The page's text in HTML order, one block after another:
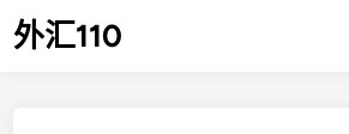
Skip
to外汇110